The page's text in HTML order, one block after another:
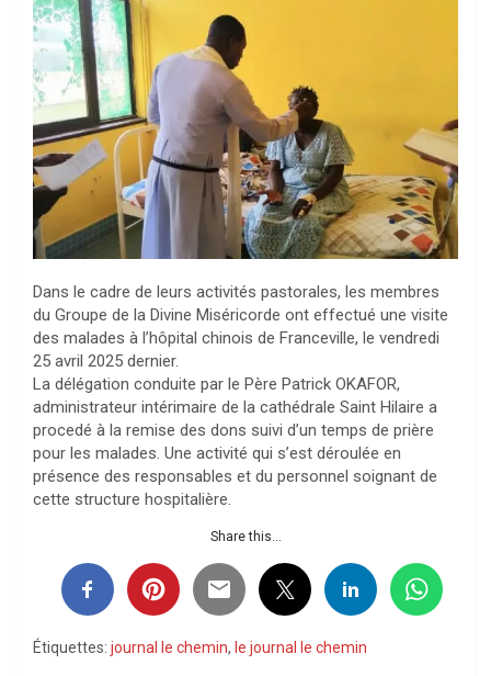
Dans le cadre de leurs activités pastorales, les membres
du Groupe de la Divine Miséricorde ont effectué une visite
des malades à l’hôpital chinois de Franceville, le vendredi
25 avril 2025 dernier.
La délégation conduite par le Père Patrick OKAFOR,
administrateur intérimaire de la cathédrale Saint Hilaire a
procedé à la remise des dons suivi d’un temps de prière
pour les malades. Une activité qui s’est déroulée en
présence des responsables et du personnel soignant de
cette structure hospitalière.
Share this...
Étiquettes: journal le chemin, le journal le chemin